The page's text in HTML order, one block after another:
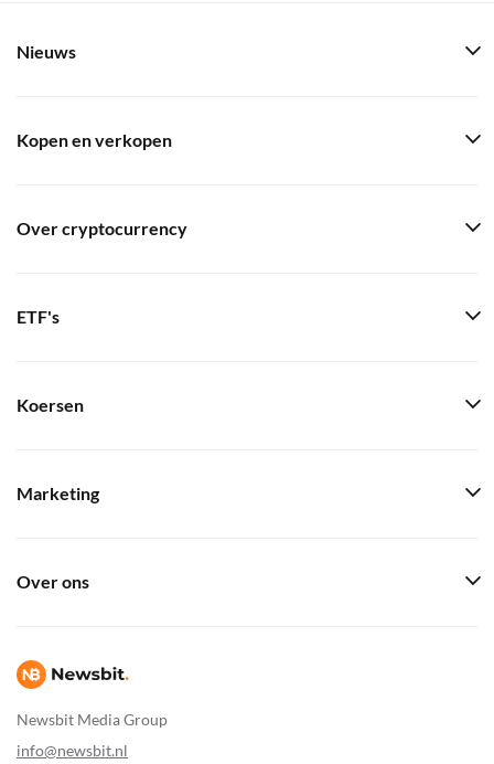
Newsbit Media Group
info@newsbit.nl
Nieuws
Kopen en verkopen
Over cryptocurrency
ETF's
Koersen
Marketing
Over ons